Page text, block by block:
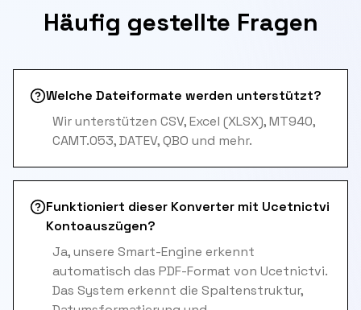
Häufig gestellte Fragen
Welche Dateiformate werden unterstützt?
Wir unterstützen CSV, Excel (XLSX), MT940,
CAMT.053, DATEV, QBO und mehr.
Funktioniert dieser Konverter mit Ucetnictvi
Kontoauszügen?
Ja, unsere Smart-Engine erkennt
automatisch das PDF-Format von Ucetnictvi.
Das System erkennt die Spaltenstruktur,